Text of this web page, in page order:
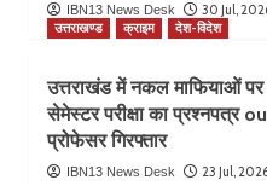
IBN13 News Desk 30 Jul,
उत्तराखण्ड क्राइम देश-विदेश
उत्तराखंड में नकल माफियाओं पर
सेमेस्टर परीक्षा का प्रश्नपत्र
प्रोफेसर गिरफ्तार
IBN13 News Desk 23 Jul,